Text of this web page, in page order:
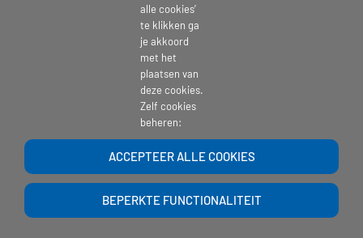
Copyright 2017 | St. Pieters en Bloklands Gasthuis |
by > Ontwerpgroep Lale
alle cookies’
te klikken ga
je akkoord
met het
plaatsen van
deze cookies.
Zelf cookies
beheren:
ACCEPTEER ALLE COOKIES
BEPERKTE FUNCTIONALITEIT